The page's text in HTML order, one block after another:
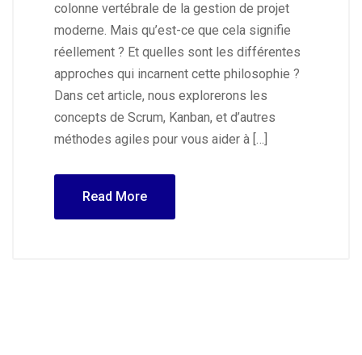
colonne vertébrale de la gestion de projet
moderne. Mais qu’est-ce que cela signifie
réellement ? Et quelles sont les différentes
approches qui incarnent cette philosophie ?
Dans cet article, nous explorerons les
concepts de Scrum, Kanban, et d’autres
méthodes agiles pour vous aider à […]
Read More